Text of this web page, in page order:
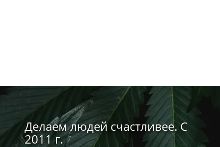
Делаем людей счастливее. С
2011 г.